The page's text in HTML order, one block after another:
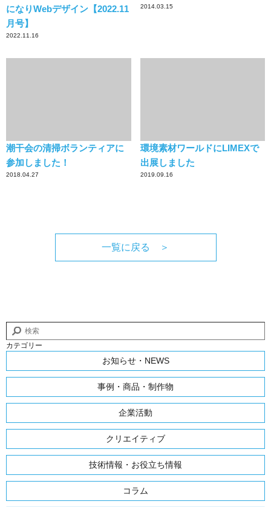
になりWebデザイン【2022.11
月号】
2022.11.16
2014.03.15
潮干会の清掃ボランティアに
参加しました！
2018.04.27
環境素材ワールドにLIMEXで
出展しました
2019.09.16
一覧に戻る ＞
カテゴリー
お知らせ・NEWS
事例・商品・制作物
企業活動
クリエイティブ
技術情報・お役立ち情報
コラム